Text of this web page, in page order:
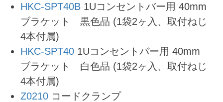
HKC-SPT40B1Uコンセントバー用 40mm
ブラケット 黒色品 (1袋2ヶ入、取付ねじ
4本付属)
HKC-SPT401Uコンセントバー用 40mm
ブラケット 白色品 (1袋2ヶ入、取付ねじ
4本付属)
Z0210コードクランプ